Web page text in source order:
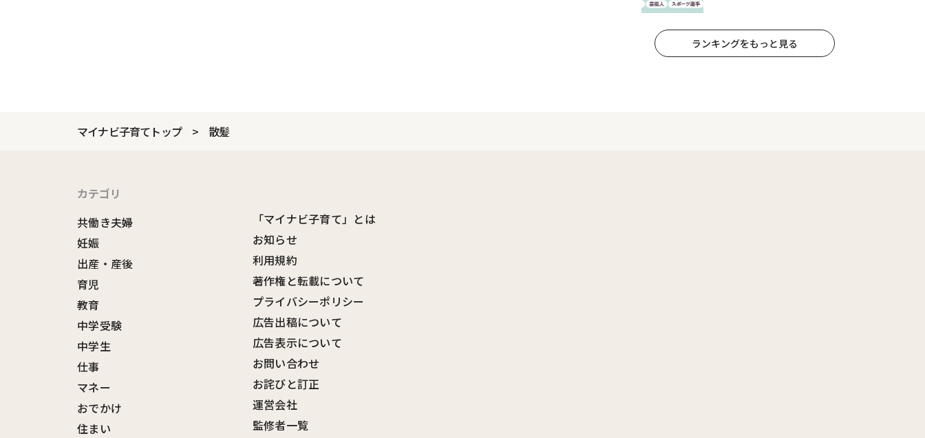
ランキングをもっと見る
マイナビ子育てトップ 散髪
カテゴリ
共働き夫婦
妊娠
出産・産後
育児
教育
中学受験
中学生
仕事
マネー
おでかけ
住まい
「マイナビ子育て」とは
お知らせ
利用規約
著作権と転載について
プライバシーポリシー
広告出稿について
広告表示について
お問い合わせ
お詫びと訂正
運営会社
監修者一覧